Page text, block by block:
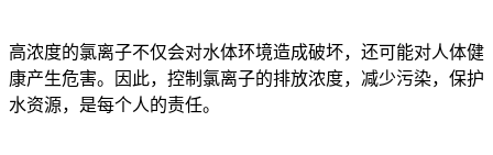
高浓度的氯离子不仅会对水体环境造成破坏，还可能对人体健
康产生危害。因此，控制氯离子的排放浓度，减少污染，保护
水资源，是每个人的责任。